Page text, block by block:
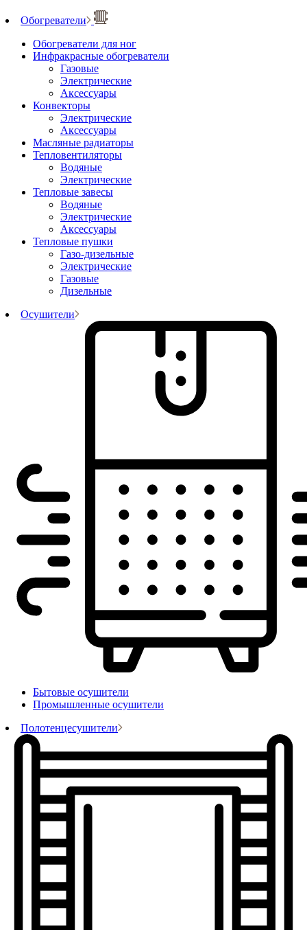
Обогреватели
Обогреватели для ног
Инфракрасные обогреватели
Газовые
Электрические
Аксессуары
Конвекторы
Электрические
Аксессуары
Масляные радиаторы
Тепловентиляторы
Водяные
Электрические
Тепловые завесы
Водяные
Электрические
Аксессуары
Тепловые пушки
Газо-дизельные
Электрические
Газовые
Дизельные
Осушители
Бытовые осушители
Промышленные осушители
Полотенцесушители